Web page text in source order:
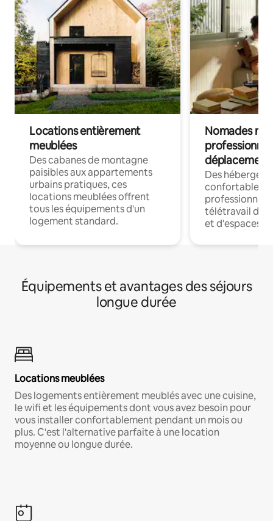
Locations entièrement
meublées
Des cabanes de montagne
paisibles aux appartements
urbains pratiques, ces
locations meublées offrent
tous les équipements d'un
logement standard.
Nomades
déplacement
Des
confortables
professionnels
télétravail
et d'espaces
Équipements et avantages des séjours
longue durée
Locations meublées
Des logements entièrement meublés avec une cuisine,
le wifi et les équipements dont vous avez besoin pour
vous installer confortablement pendant un mois ou
plus. C'est l'alternative parfaite à une location
moyenne ou longue durée.